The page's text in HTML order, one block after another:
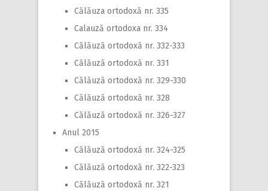
Călăuza ortodoxă nr. 335
Calauză ortodoxa nr. 334
Călăuză ortodoxă nr. 332-333
Călăuză ortodoxă nr. 331
Călăuză ortodoxă nr. 329-330
Călăuză ortodoxă nr. 328
Călăuză ortodoxă nr. 326-327
Anul 2015
Călăuză ortodoxă nr. 324-325
Călăuză ortodoxă nr. 322-323
Călăuză ortodoxă nr. 321